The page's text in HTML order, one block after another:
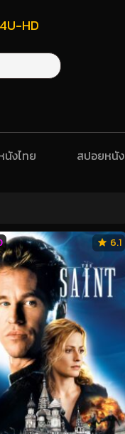
HD
นังไทย สปอยหนัง
6.1